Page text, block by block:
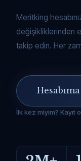
Meritking
değişikliklerinden
takip edin. Her
İlk kez miyim? Kayıt